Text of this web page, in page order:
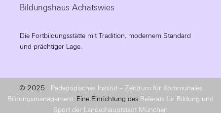
Bildungshaus Achatswies
Die Fortbildungsstätte mit Tradition, modernem Standard
und prächtiger Lage.
© 2025 Pädagogisches Institut – Zentrum für Kommunales
Bildungsmanagement. Eine Einrichtung des Referats für Bildung und
Sport der Landeshauptstadt München